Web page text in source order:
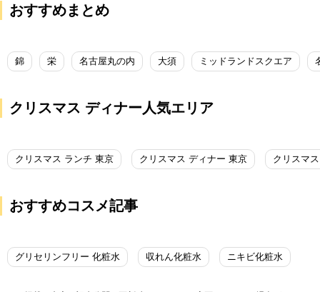
おすすめまとめ
錦 栄 名古屋丸の内 大須 ミッドランドスクエア
クリスマス ディナー人気エリア
クリスマス ランチ 東京 クリスマス ディナー 東京 クリスマ
おすすめコスメ記事
グリセリンフリー 化粧水 収れん化粧水 ニキビ化粧水